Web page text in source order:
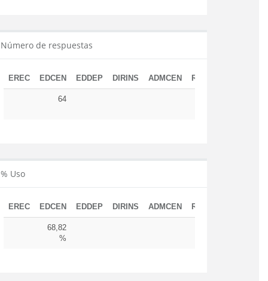
Número de respuestas
EREC EDCEN EDDEP DIRINS ADMCEN RESUD
64
% Uso
EREC EDCEN EDDEP DIRINS ADMCEN RESUD
68,82
%